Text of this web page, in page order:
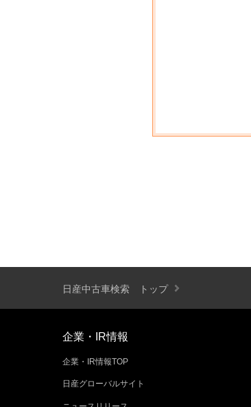
日産中古車検索 トップ
企業・IR情報
企業・IR情報TOP
日産グローバルサイト